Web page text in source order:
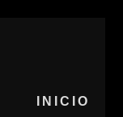
INICIO